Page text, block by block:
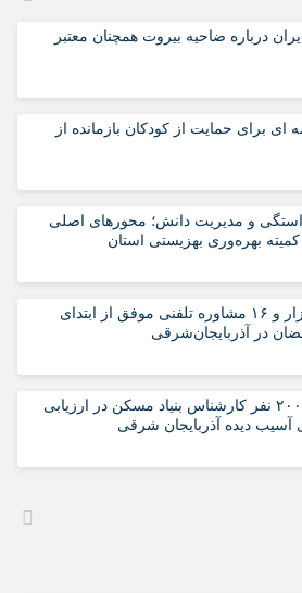
درباره ضاحیه بیروت همچنان معتبر
ای برای حمایت از کودکان بازمانده از
و مدیریت دانش؛ محورهای اصلی
بهره‌وری بهزیستی استان
ثبت ۲هزار و ۱۶ مشاوره تلفنی موفق از ابتدای
در آذربایجان‌شرقی
فعالیت ۲۰۰ نفر کارشناس بنیاد مسکن در ارزیابی
آسیب دیده آذربایجان شرقی